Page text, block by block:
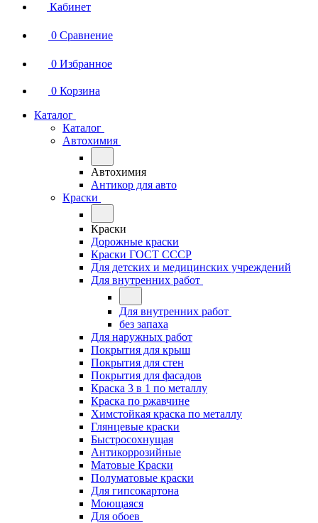
Кабинет
0 Сравнение
0 Избранное
0 Корзина
Каталог
Каталог
Автохимия
Автохимия
Антикор для авто
Краски
Краски
Дорожные краски
Краски ГОСТ СССР
Для детских и медицинских учреждений
Для внутренних работ
Для внутренних работ
без запаха
Для наружных работ
Покрытия для крыш
Покрытия для стен
Покрытия для фасадов
Краска 3 в 1 по металлу
Краска по ржавчине
Химстойкая краска по металлу
Глянцевые краски
Быстросохнущая
Антикоррозийные
Матовые Краски
Полуматовые краски
Для гипсокартона
Моющаяся
Для обоев